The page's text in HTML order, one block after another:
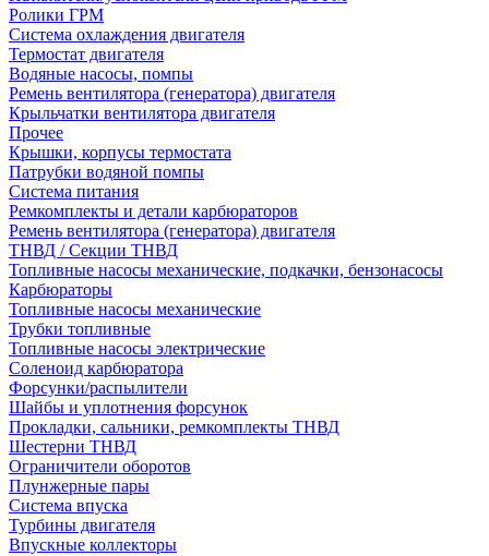
Ролики ГРМ
Система охлаждения двигателя
Термостат двигателя
Водяные насосы, помпы
Ремень вентилятора (генератора) двигателя
Крыльчатки вентилятора двигателя
Прочее
Крышки, корпусы термостата
Патрубки водяной помпы
Система питания
Ремкомплекты и детали карбюраторов
Ремень вентилятора (генератора) двигателя
ТНВД / Секции ТНВД
Топливные насосы механические, подкачки, бензонасосы
Карбюраторы
Топливные насосы механические
Трубки топливные
Топливные насосы электрические
Соленоид карбюратора
Форсунки/распылители
Шайбы и уплотнения форсунок
Прокладки, сальники, ремкомплекты ТНВД
Шестерни ТНВД
Ограничители оборотов
Плунжерные пары
Система впуска
Турбины двигателя
Впускные коллекторы